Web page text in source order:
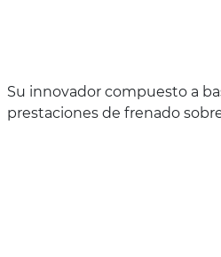
Su innovador compuesto a
prestaciones de frenado